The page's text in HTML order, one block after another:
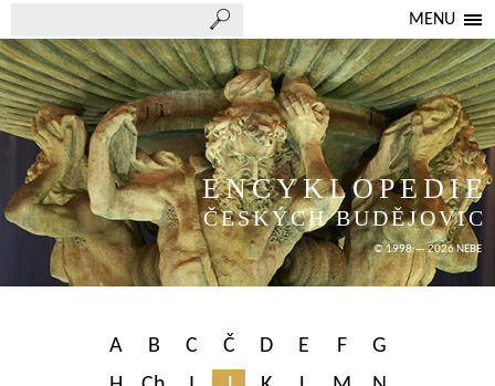
MENU
ENCYKLOPEDIE
ČESKÝCH BUDĚJOVIC
© 1998 — 2026 NEBE
A B C Č D E F
G